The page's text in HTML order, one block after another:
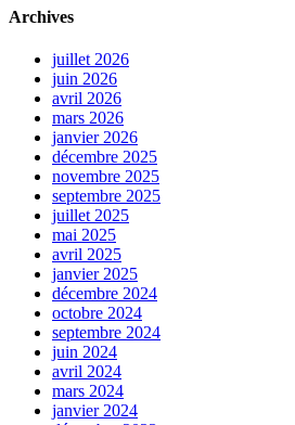
Archives
juillet 2026
juin 2026
avril 2026
mars 2026
janvier 2026
décembre 2025
novembre 2025
septembre 2025
juillet 2025
mai 2025
avril 2025
janvier 2025
décembre 2024
octobre 2024
septembre 2024
juin 2024
avril 2024
mars 2024
janvier 2024